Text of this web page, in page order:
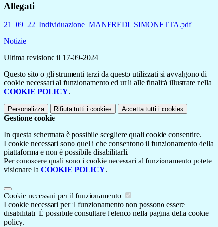
Allegati
21_09_22_Individuazione_MANFREDI_SIMONETTA.pdf
Notizie
Ultima revisione il 17-09-2024
Questo sito o gli strumenti terzi da questo utilizzati si avvalgono di
cookie necessari al funzionamento ed utili alle finalità illustrate nella
COOKIE POLICY.
Personalizza Rifiuta tutti i cookies Accetta tutti i cookies
Gestione cookie
In questa schermata è possibile scegliere quali cookie consentire.
I cookie necessari sono quelli che consentono il funzionamento della
piattaforma e non è possibile disabilitarli.
Per conoscere quali sono i cookie necessari al funzionamento potete
visionare la COOKIE POLICY.
Cookie necessari per il funzionamento
I cookie necessari per il funzionamento non possono essere
disabilitati. È possibile consultare l'elenco nella pagina della cookie
policy.